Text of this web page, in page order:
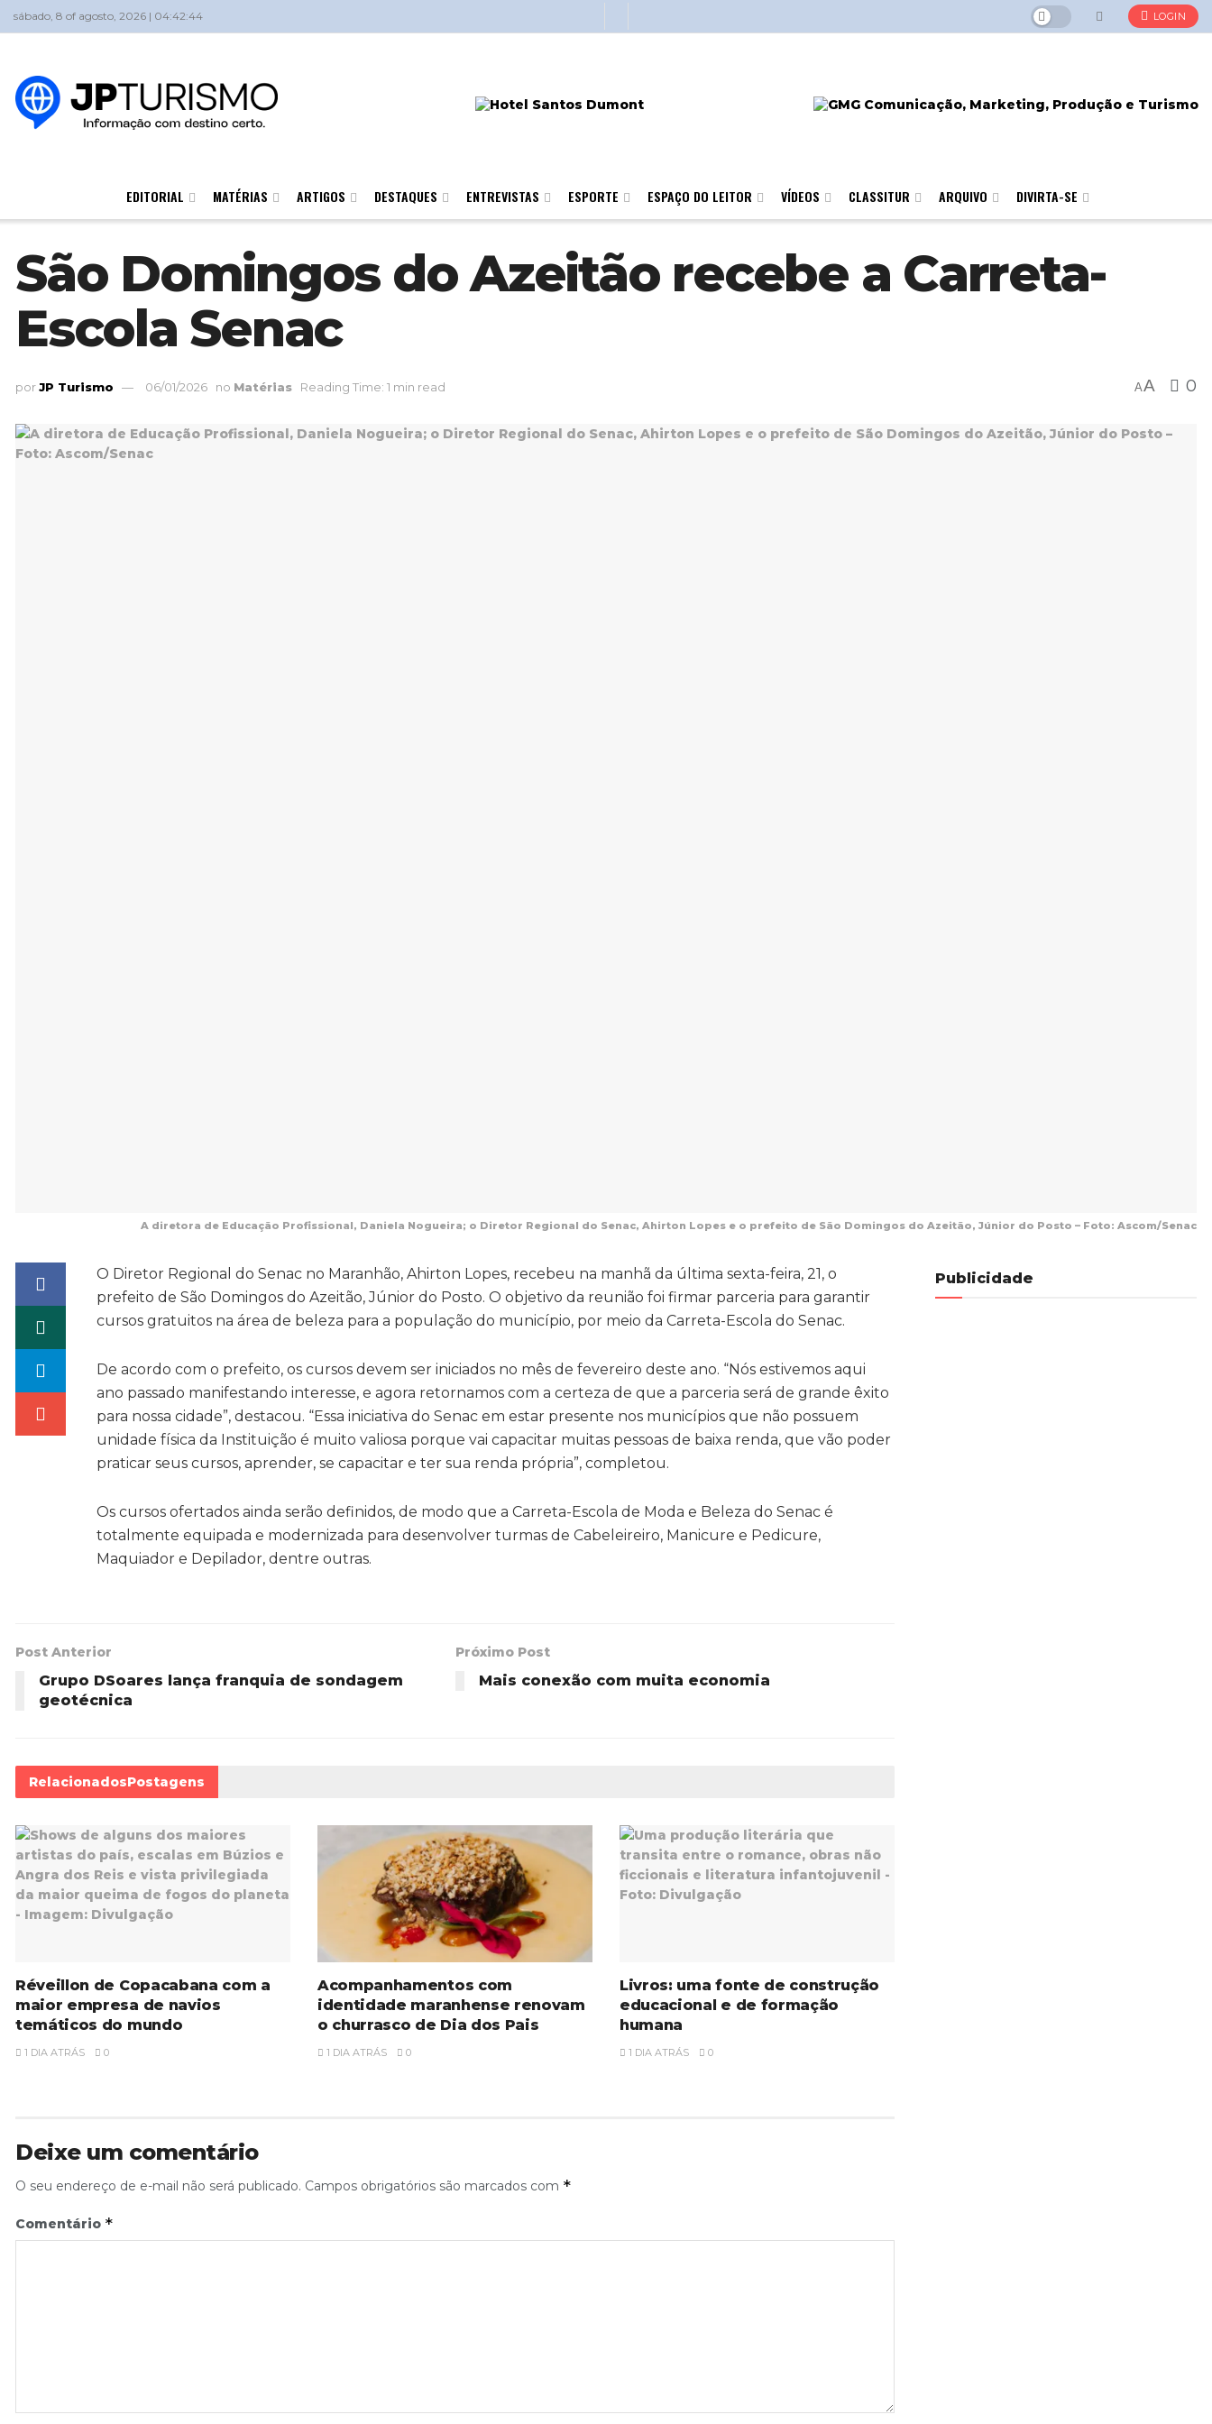
sábado, 8 of agosto, 2026 | 04:42:44 LOGIN
EDITORIAL MATÉRIAS ARTIGOS DESTAQUES ENTREVISTAS ESPORTE ESPAÇO DO LEITOR VÍDEOS CLASSITUR ARQUIVO DIVIRTA-SE
São Domingos do Azeitão recebe a Carreta-
Escola Senac
porJP Turismo 06/01/2026 no Matérias Reading Time: 1 min read AA 0
A diretora de Educação Profissional, Daniela Nogueira; o Diretor Regional do Senac, Ahirton Lopes e o prefeito de São Domingos do Azeitão, Júnior do Posto – Foto: Ascom/Senac
O Diretor Regional do Senac no Maranhão, Ahirton Lopes, recebeu na manhã da última sexta-feira, 21, o
prefeito de São Domingos do Azeitão, Júnior do Posto. O objetivo da reunião foi firmar parceria para garantir
cursos gratuitos na área de beleza para a população do município, por meio da Carreta-Escola do Senac.
De acordo com o prefeito, os cursos devem ser iniciados no mês de fevereiro deste ano. “Nós estivemos aqui
ano passado manifestando interesse, e agora retornamos com a certeza de que a parceria será de grande êxito
para nossa cidade”, destacou. “Essa iniciativa do Senac em estar presente nos municípios que não possuem
unidade física da Instituição é muito valiosa porque vai capacitar muitas pessoas de baixa renda, que vão poder
praticar seus cursos, aprender, se capacitar e ter sua renda própria”, completou.
Os cursos ofertados ainda serão definidos, de modo que a Carreta-Escola de Moda e Beleza do Senac é
totalmente equipada e modernizada para desenvolver turmas de Cabeleireiro, Manicure e Pedicure,
Maquiador e Depilador, dentre outras.
Post Anterior
Grupo DSoares lança franquia de sondagem
geotécnica
Próximo Post
Mais conexão com muita economia
RelacionadosPostagens
Réveillon de Copacabana com a
maior empresa de navios
temáticos do mundo
1 DIA ATRÁS 0
Acompanhamentos com
identidade maranhense renovam
o churrasco de Dia dos Pais
1 DIA ATRÁS 0
Livros: uma fonte de construção
educacional e de formação
humana
1 DIA ATRÁS 0
Deixe um comentário
O seu endereço de e-mail não será publicado. Campos obrigatórios são marcados com *
Comentário *
Publicidade